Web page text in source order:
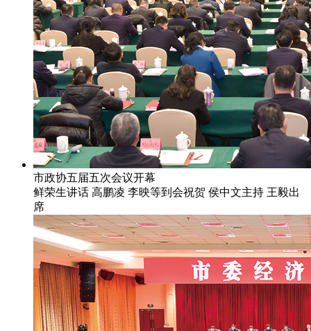
市政协五届五次会议开幕
鲜荣生讲话 高鹏凌 李映等到会祝贺 侯中文主持 王毅出
席